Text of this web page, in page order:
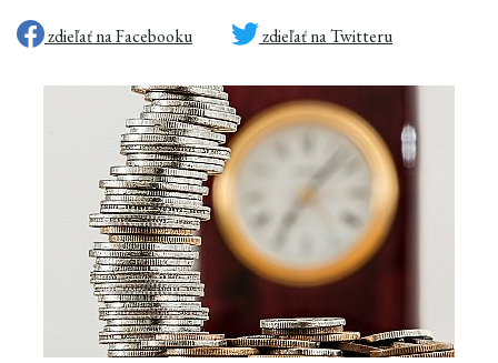
zdieľať na Facebooku zdieľať na Twitteru